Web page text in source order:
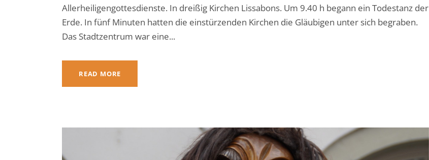
Allerheiligengottesdienste. In dreißig Kirchen Lissabons. Um 9.40 h begann ein Todestanz der
Erde. In fünf Minuten hatten die einstürzenden Kirchen die Gläubigen unter sich begraben.
Das Stadtzentrum war eine...
READ MORE